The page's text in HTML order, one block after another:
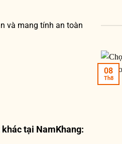
và mang tính an toàn
tại NamKhang:
08
Th8